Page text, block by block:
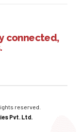
connected,
reserved.
Pvt. Ltd.